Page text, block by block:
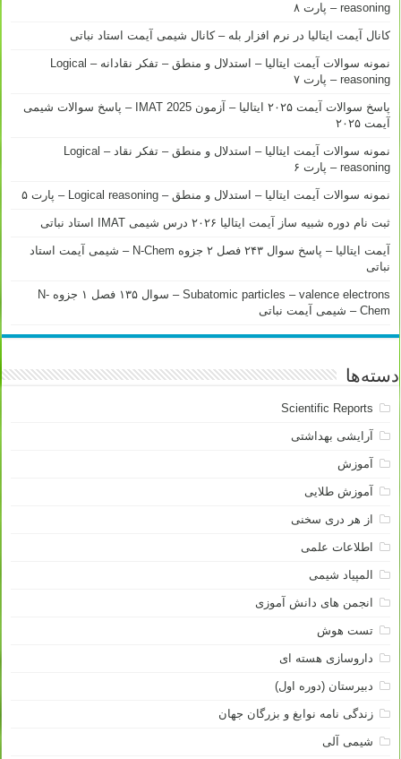
reasoning – پارت ۸
کانال آیمت ایتالیا در نرم افزار بله – کانال شیمی آیمت استاد نباتی
نمونه سوالات آیمت ایتالیا – استدلال و منطق – تفکر نقادانه – Logical
reasoning – پارت ۷
پاسخ سوالات آیمت ۲۰۲۵ ایتالیا – آزمون IMAT 2025 – پاسخ سوالات شیمی
آیمت ۲۰۲۵
نمونه سوالات آیمت ایتالیا – استدلال و منطق – تفکر نقاد – Logical
reasoning – پارت ۶
نمونه سوالات آیمت ایتالیا – استدلال و منطق – Logical reasoning – پارت ۵
ثبت نام دوره شبیه ساز آیمت ایتالیا ۲۰۲۶ درس شیمی IMAT استاد نباتی
آیمت ایتالیا – پاسخ سوال ۲۴۳ فصل ۲ جزوه N-Chem – شیمی آیمت استاد
نباتی
Subatomic particles – valence electrons – سوال ۱۳۵ فصل ۱ جزوه N-
Chem – شیمی آیمت نباتی
دسته‌ها
Scientific Reports
آرایشی بهداشتی
آموزش
آموزش طلایی
از هر دری سخنی
اطلاعات علمی
المپیاد شیمی
انجمن های دانش آموزی
تست هوش
داروسازی هسته ای
دبیرستان (دوره اول)
زندگی نامه نوابغ و بزرگان جهان
شیمی آلی